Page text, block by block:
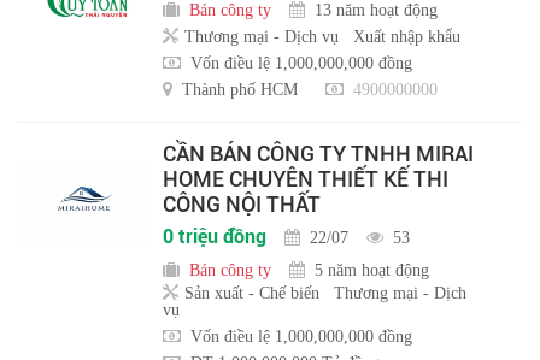
Bán công ty
13 năm hoạt động
Thương mại - Dịch vụ
Xuất nhập khẩu
Vốn điều lệ 1,000,000,000 đồng
Thành phố HCM
4900000000
CẦN BÁN CÔNG TY TNHH MIRAI
HOME CHUYÊN THIẾT KẾ THI
CÔNG NỘI THẤT
0 triệu đồng 22/07
53
Bán công ty
5 năm hoạt động
Sản xuất - Chế biến
Thương mại - Dịch
vụ
Vốn điều lệ 1,000,000,000 đồng